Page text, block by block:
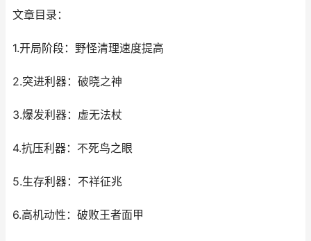
文章目录：
1.开局阶段：野怪清理速度提高
2.突进利器：破晓之神
3.爆发利器：虚无法杖
4.抗压利器：不死鸟之眼
5.生存利器：不祥征兆
6.高机动性：破败王者面甲